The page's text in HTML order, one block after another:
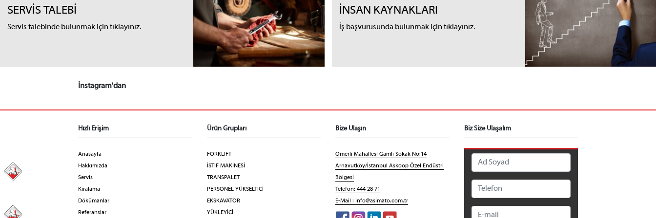
SERVİS TALEBİ
Servis talebinde bulunmak için tıklayınız.
İNSAN KAYNAKLARI
İş başvurusunda bulunmak için tıklayınız.
İnstagram'dan
Hızlı Erişim
Anasayfa
Hakkımızda
Servis
Kiralama
Dökümanlar
Referanslar
Ürün Grupları
FORKLİFT
İSTİF MAKİNESİ
TRANSPALET
PERSONEL YÜKSELTİCİ
EKSKAVATÖR
YÜKLEYİCİ
Bize Ulaşın
Ömerli Mahallesi Gamlı Sokak No:14
Arnavutköy/İstanbul Askoop Özel Endüstri
Bölgesi
Telefon: 444 28 71
E-Mail : info@asimato.com.tr
Biz Size Ulaşalım